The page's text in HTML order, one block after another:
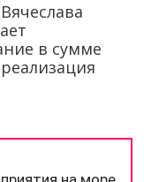
в сумме